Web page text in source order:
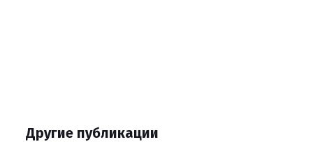
Другие публикации